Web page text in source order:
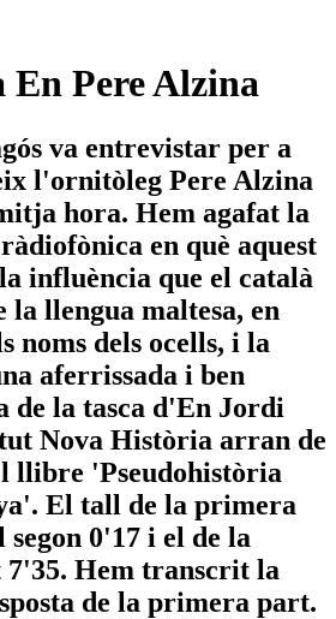
En Pere Alzina
va entrevistar per a
l'ornitòleg Pere Alzina
hora. Hem agafat la
en què aquest
influència que el català
la llengua maltesa, en
noms dels ocells, i la
aferrissada i ben
de la tasca d'En Jordi
Nova Història arran de
llibre 'Pseudohistòria
El tall de la primera
0'17 i el de la
7'35. Hem transcrit la
de la primera part.